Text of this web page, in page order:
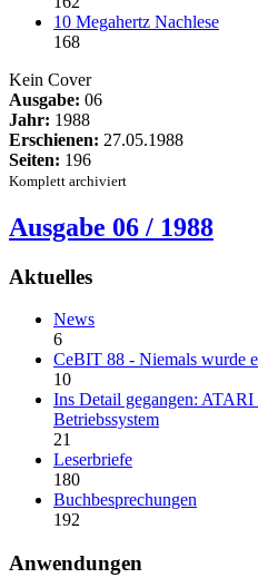
10 Megahertz Nachlese
168
Kein Cover
Ausgabe: 06
Jahr: 1988
Erschienen: 27.05.1988
Seiten: 196
Komplett archiviert
Ausgabe 06 / 1988
Aktuelles
News
6
CeBIT 88 - Niemals wurde
10
Ins Detail gegangen:
Betriebssystem
21
Leserbriefe
180
Buchbesprechungen
192
Anwendungen